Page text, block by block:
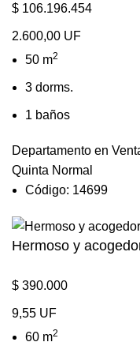
$ 106.196.454
2.600,00 UF
50 m2
3 dorms.
1 baños
Departamento en
Quinta Normal
Código: 14699
Hermoso y
$ 390.000
9,55 UF
60 m2